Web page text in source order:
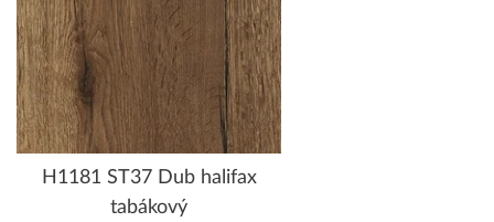
H1181 ST37 Dub halifax
tabákový